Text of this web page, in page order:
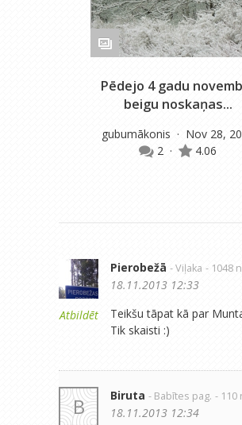
Pēdejo 4 gadu
beigu noskaņas...
gubumākonis · Nov 28,
2 · 4.06
Atbildēt
Pierobežā - Viļaka - 1048
18.11.2013 12:33
Teikšu tāpat kā par
Tik skaisti :)
B Biruta - Babītes pag. - 110
18.11.2013 12:34